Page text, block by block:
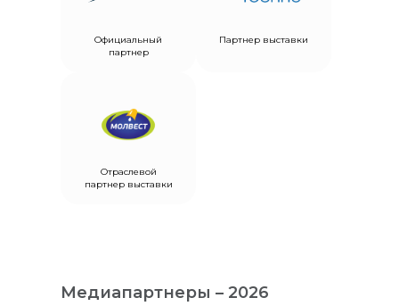
Официальный
партнер
Партнер выставки
Отраслевой
партнер выставки
Медиапартнеры – 2026